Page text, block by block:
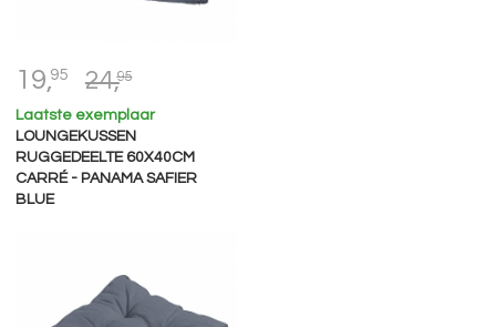
19,95 24,95
Laatste exemplaar
LOUNGEKUSSEN
RUGGEDEELTE 60X40CM
CARRÉ - PANAMA SAFIER
BLUE